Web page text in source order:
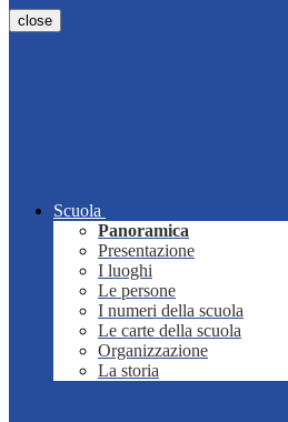
close
Scuola
Panoramica
Presentazione
I luoghi
Le persone
I numeri della scuola
Le carte della scuola
Organizzazione
La storia